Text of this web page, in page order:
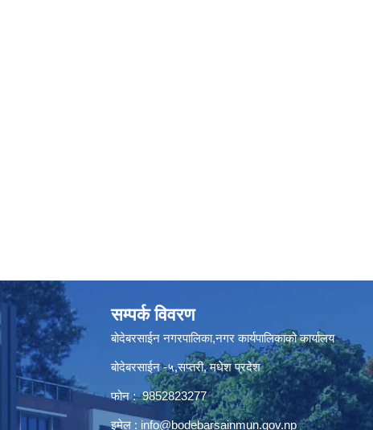
सम्पर्क विवरण
बोदेबरसाईन नगरपालिका,नगर कार्यपालिकाको कार्यालय
बोदेबरसाईन -५,सप्तरी, मधेश प्रदेश
फोन : 9852823277
इमेल : info@bodebarsainmun.gov.np